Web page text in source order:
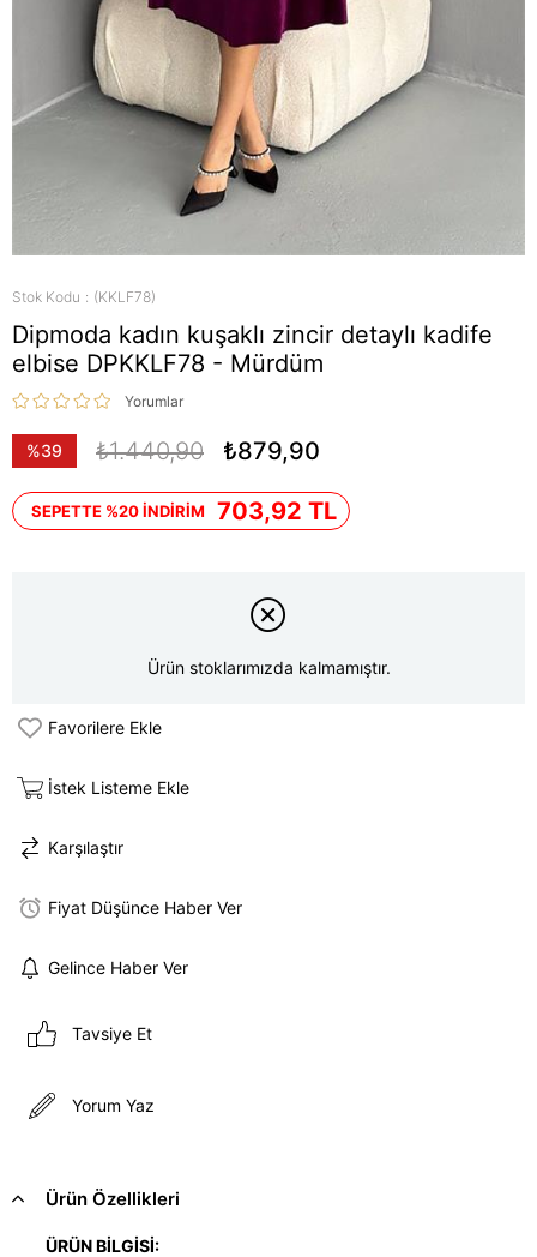
Stok Kodu (KKLF78)
Dipmoda kadın kuşaklı zincir detaylı kadife
elbise DPKKLF78 - Mürdüm
Yorumlar
%39
₺1.440,90 ₺879,90
SEPETTE %20 İNDİRİM 703,92 TL
Ürün stoklarımızda kalmamıştır.
Favorilere Ekle
İstek Listeme Ekle
Karşılaştır
Fiyat Düşünce Haber Ver
Gelince Haber Ver
Tavsiye Et
Yorum Yaz
Ürün Özellikleri
ÜRÜN BİLGİSİ: